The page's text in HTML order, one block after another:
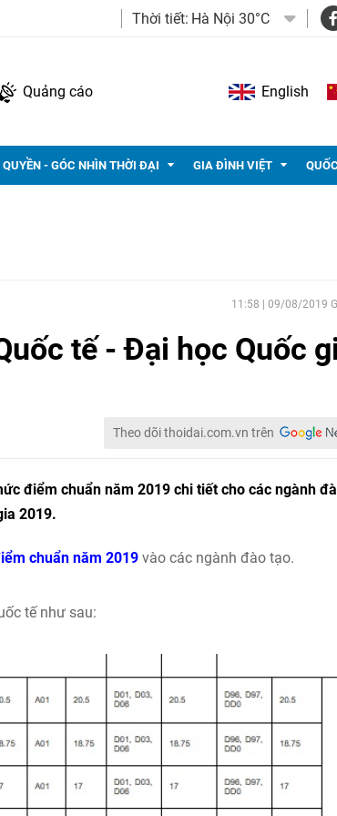
Thời tiết: Hà Nội 30°C
Quảng cáo English
- GÓC NHÌN THỜI ĐẠI GIA ĐÌNH VIỆT
11:58 | 09/08/2019
tế - Đại học Quốc
Theo dõi thoidai.com.vn trên
điểm chuẩn năm 2019 chi tiết cho các ngành
2019.
chuẩn năm 2019 vào các ngành đào tạo.
tế như sau: